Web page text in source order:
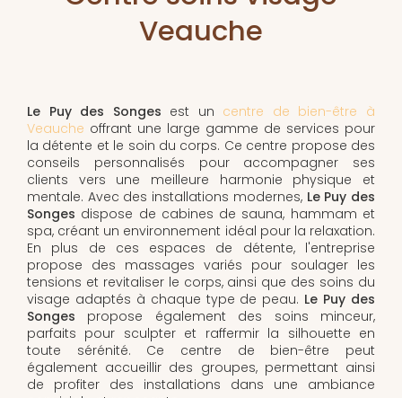
Veauche
Le Puy des Songes est un centre de bien-être à
Veauche offrant une large gamme de services pour
la détente et le soin du corps. Ce centre propose des
conseils personnalisés pour accompagner ses
clients vers une meilleure harmonie physique et
mentale. Avec des installations modernes, Le Puy des
Songes dispose de cabines de sauna, hammam et
spa, créant un environnement idéal pour la relaxation.
En plus de ces espaces de détente, l'entreprise
propose des massages variés pour soulager les
tensions et revitaliser le corps, ainsi que des soins du
visage adaptés à chaque type de peau. Le Puy des
Songes propose également des soins minceur,
parfaits pour sculpter et raffermir la silhouette en
toute sérénité. Ce centre de bien-être peut
également accueillir des groupes, permettant ainsi
de profiter des installations dans une ambiance